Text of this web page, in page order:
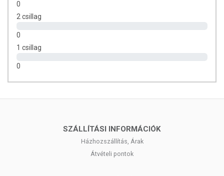
(beleértve a kép, tápérték, összetétel és allergén információkat)
eltérhetnek a valóságtól az élelmiszerek természetéből adódóan.
csomagolását.
0
2 csillag
0
1 csillag
0
SZÁLLÍTÁSI INFORMÁCIÓK
Házhozszállítás, Árak
Átvételi pontok